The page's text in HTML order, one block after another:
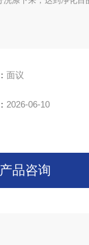
面议
2026-06-10
产品咨询